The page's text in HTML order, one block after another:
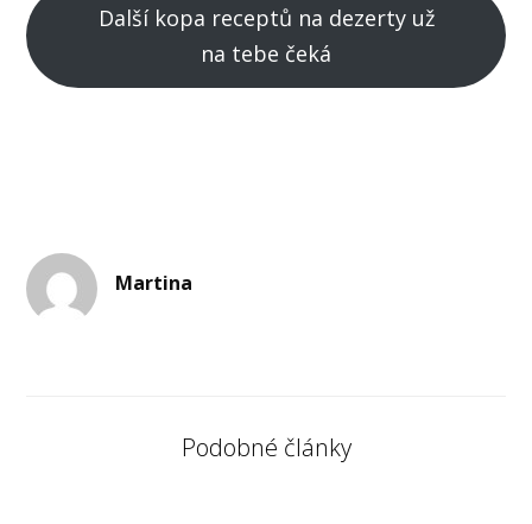
Další kopa receptů na dezerty už
na tebe čeká
Martina
Podobné články